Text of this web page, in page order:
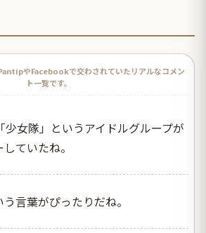
やFacebookで交わされていたリアルなコメン
ト一覧です。
少女隊」というアイドルグループが
ていたね。
言葉がぴったりだね。